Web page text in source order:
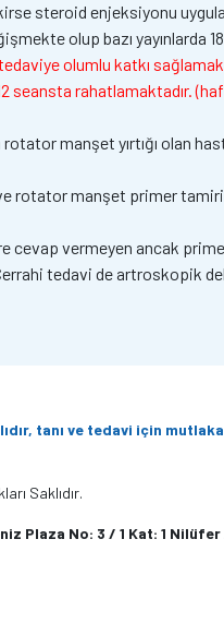
steroid enjeksiyonu
olup bazı yayınlarda
olumlu katkı
seansta rahatlamaktadır.
manşet yırtığı olan
rotator manşet primer
vermeyen ancak
tedavi de artroskopik
tanı ve tedavi için
Saklıdır.
Plaza No: 3 / 1 Kat: 1 Nilüfer